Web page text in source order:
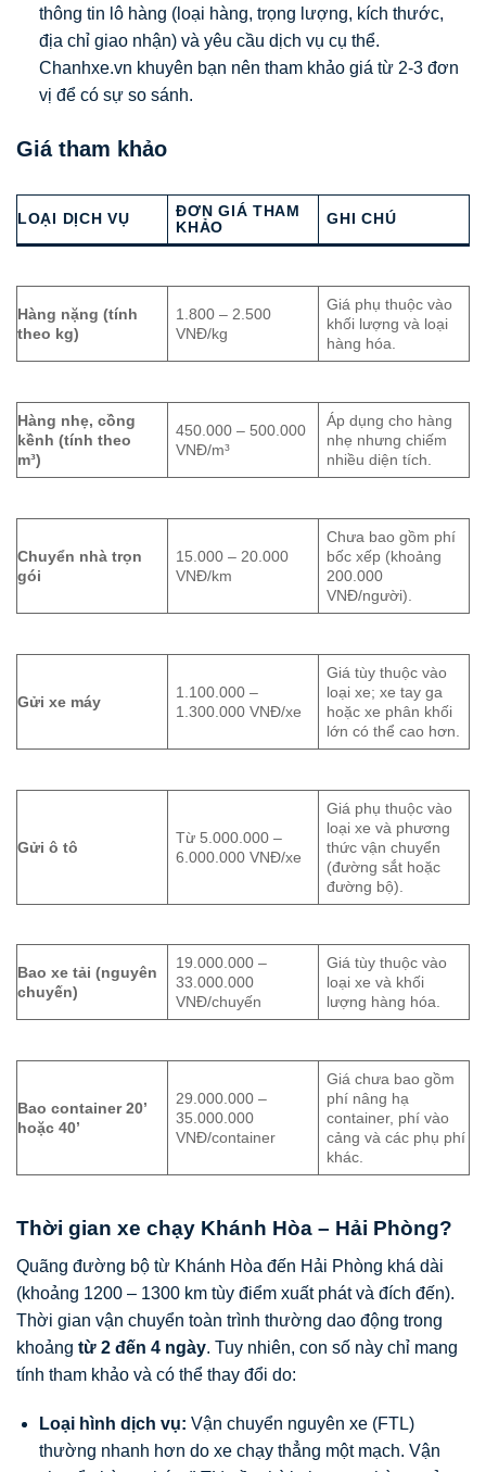
thông tin lô hàng (loại hàng, trọng lượng, kích thước,
địa chỉ giao nhận) và yêu cầu dịch vụ cụ thể.
Chanhxe.vn khuyên bạn nên tham khảo giá từ 2-3 đơn
vị để có sự so sánh.
Giá tham khảo
LOẠI DỊCH VỤ
ĐƠN GIÁ THAM
KHẢO
GHI CHÚ
Hàng nặng (tính
theo kg)
1.800 – 2.500
VNĐ/kg
Giá phụ thuộc vào
khối lượng và loại
hàng hóa.
Hàng nhẹ, cồng
kềnh (tính theo
m³)
450.000 – 500.000
VNĐ/m³
Áp dụng cho hàng
nhẹ nhưng chiếm
nhiều diện tích.
Chuyển nhà trọn
gói
15.000 – 20.000
VNĐ/km
Chưa bao gồm phí
bốc xếp (khoảng
200.000
VNĐ/người).
Gửi xe máy
1.100.000 –
1.300.000 VNĐ/xe
Giá tùy thuộc vào
loại xe; xe tay ga
hoặc xe phân khối
lớn có thể cao hơn.
Gửi ô tô
Từ 5.000.000 –
6.000.000 VNĐ/xe
Giá phụ thuộc vào
loại xe và phương
thức vận chuyển
(đường sắt hoặc
đường bộ).
Bao xe tải (nguyên
chuyến)
19.000.000 –
33.000.000
VNĐ/chuyến
Giá tùy thuộc vào
loại xe và khối
lượng hàng hóa.
Bao container 20’
hoặc 40’
29.000.000 –
35.000.000
VNĐ/container
Giá chưa bao gồm
phí nâng hạ
container, phí vào
cảng và các phụ phí
khác.
Thời gian xe chạy Khánh Hòa – Hải Phòng?
Quãng đường bộ từ Khánh Hòa đến Hải Phòng khá dài
(khoảng 1200 – 1300 km tùy điểm xuất phát và đích đến).
Thời gian vận chuyển toàn trình thường dao động trong
khoảng từ 2 đến 4 ngày. Tuy nhiên, con số này chỉ mang
tính tham khảo và có thể thay đổi do:
Loại hình dịch vụ: Vận chuyển nguyên xe (FTL)
thường nhanh hơn do xe chạy thẳng một mạch. Vận